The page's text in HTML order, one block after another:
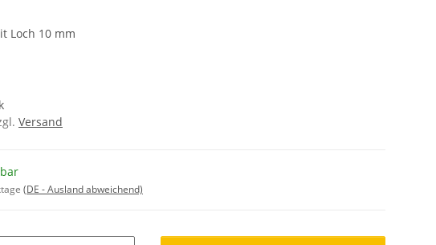
Loch 10 mm
Versand
(DE - Ausland abweichend)